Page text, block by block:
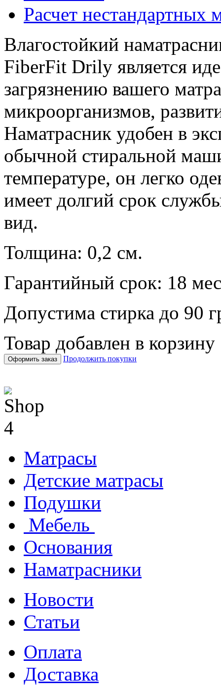
Расчет нестандартных
Влагостойкий
FiberFit Drily является
загрязнению вашего
микроорганизмов,
Наматрасник удобен в
обычной стиральной
температуре, он легко
имеет долгий срок
вид.
Толщина: 0,2 см.
Гарантийный срок: 18
Допустима стирка до 90
Товар добавлен в корзину
Оформить заказ Продолжить покупки
Матрасы
Детские матрасы
Подушки
Мебель
Основания
Наматрасники
Новости
Статьи
Оплата
Доставка